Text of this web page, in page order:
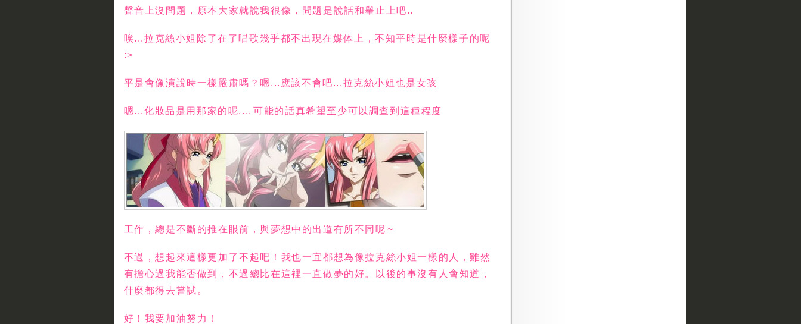
聲音上沒問題，原本大家就說我很像，問題是說話和舉止上吧..
唉...拉克絲小姐除了在了唱歌幾乎都不出現在媒体上，不知平時是什麼樣子的呢
:>
平是會像演說時一樣嚴肅嗎？嗯...應該不會吧...拉克絲小姐也是女孩
嗯...化妝品是用那家的呢,... 可能的話真希望至少可以調查到這種程度
工作，總是不斷的推在眼前，與夢想中的出道有所不同呢 ~
不過，想起來這樣更加了不起吧！我也一宜都想為像拉克絲小姐一樣的人，雖然
有擔心過我能否做到，不過總比在這裡一直做夢的好。以後的事沒有人會知道，
什麼都得去嘗試。
好！我要加油努力！